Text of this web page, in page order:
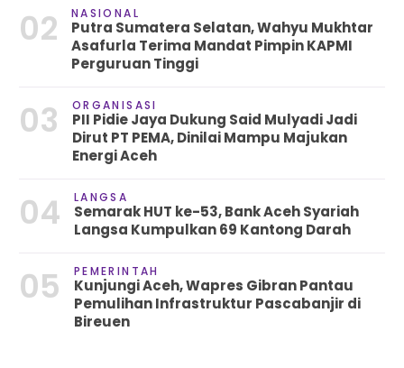
02 NASIONAL
Putra Sumatera Selatan, Wahyu Mukhtar
Asafurla Terima Mandat Pimpin KAPMI
Perguruan Tinggi
03 ORGANISASI
PII Pidie Jaya Dukung Said Mulyadi Jadi
Dirut PT PEMA, Dinilai Mampu Majukan
Energi Aceh
04 LANGSA
Semarak HUT ke-53, Bank Aceh Syariah
Langsa Kumpulkan 69 Kantong Darah
05 PEMERINTAH
Kunjungi Aceh, Wapres Gibran Pantau
Pemulihan Infrastruktur Pascabanjir di
Bireuen